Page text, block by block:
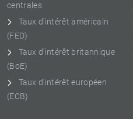
centrales
Taux d'intérêt américain
(FED)
Taux d'intérêt britannique
(BoE)
Taux d'intérêt européen
(ECB)